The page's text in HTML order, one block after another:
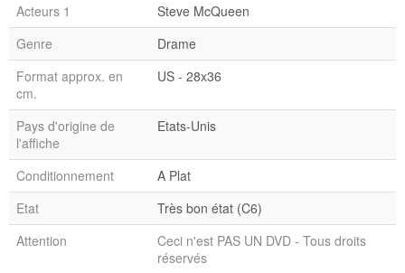
Acteurs 1
Steve McQueen
Genre
Drame
Format approx. en
cm.
US - 28x36
Pays d'origine de
l'affiche
Etats-Unis
Conditionnement
A Plat
Etat
Très bon état (C6)
Attention
Ceci n'est PAS UN DVD - Tous droits
réservés